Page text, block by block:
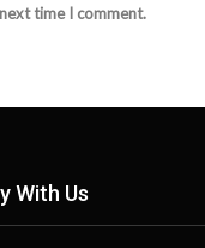
time I comment.
With Us